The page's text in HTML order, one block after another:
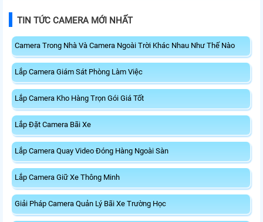
TIN TỨC CAMERA MỚI NHẤT
Camera Trong Nhà Và Camera Ngoài Trời Khác Nhau Như Thế Nào
Lắp Camera Giám Sát Phòng Làm Việc
Lắp Camera Kho Hàng Trọn Gói Giá Tốt
Lắp Đặt Camera Bãi Xe
Lắp Camera Quay Video Đóng Hàng Ngoài Sàn
Lắp Camera Giữ Xe Thông Minh
Giải Pháp Camera Quản Lý Bãi Xe Trường Học